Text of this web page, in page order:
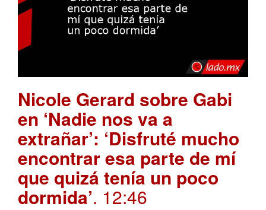
Nicole Gerard sobre Gabi
en ‘Nadie nos va a
extrañar’: ‘Disfruté mucho
encontrar esa parte de mí
que quizá tenía un poco
dormida’. 12:46